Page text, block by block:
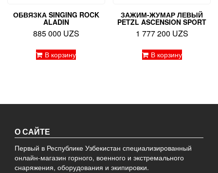
ОБВЯЗКА SINGING ROCK
ALADIN
885 000 UZS
В корзину
ЗАЖИМ-ЖУМАР ЛЕВЫЙ
PETZL ASCENSION SPORT
1 777 200 UZS
В корзину
О САЙТЕ
Первый в Республике Узбекистан специализированный
онлайн-магазин горного, военного и экстремального
снаряжения, оборудования и экипировки.